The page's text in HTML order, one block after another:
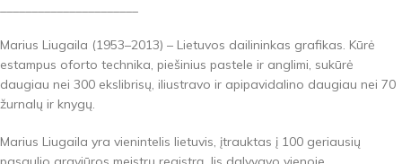
Marius Liugaila (1953–2013) – Lietuvos dailininkas grafikas. Kūrė
estampus oforto technika, piešinius pastele ir anglimi, sukūrė
daugiau nei 300 ekslibrisų, iliustravo ir apipavidalino daugiau nei 70
žurnalų ir knygų.
Marius Liugaila yra vienintelis lietuvis, įtrauktas į 100 geriausių